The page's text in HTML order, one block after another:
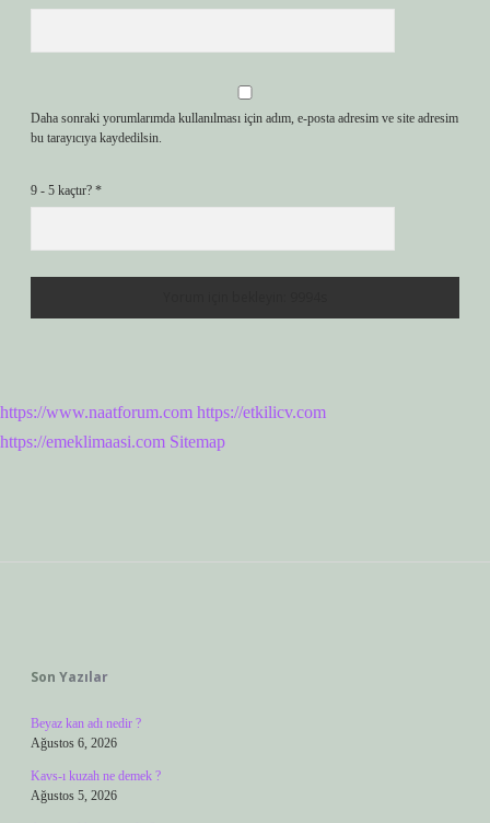
Daha sonraki yorumlarımda kullanılması için adım, e-posta adresim ve site adresim
bu tarayıcıya kaydedilsin.
9 - 5 kaçtır? *
https://www.naatforum.com https://etkilicv.com
https://emeklimaasi.com Sitemap
Son Yazılar
Beyaz kan adı nedir ?
Ağustos 6, 2026
Kavs-ı kuzah ne demek ?
Ağustos 5, 2026